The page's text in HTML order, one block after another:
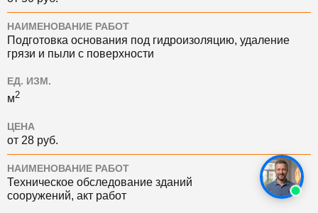
НАИМЕНОВАНИЕ РАБОТ
Подготовка основания под гидроизоляцию, удаление
грязи и пыли с поверхности
ЕД. ИЗМ.
м2
ЦЕНА
от 28 руб.
НАИМЕНОВАНИЕ РАБОТ
Техническое обследование зданий
сооружений, акт работ